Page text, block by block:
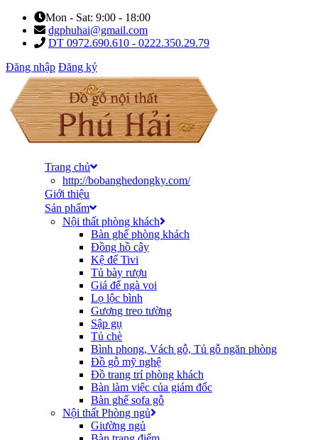
Mon - Sat: 9:00 - 18:00
dgphuhai@gmail.com
DT 0972.690.610 - 0222.350.29.79
Đăng nhập Đăng ký
Trang chủ
http://bobanghedongky.com/
Giới thiệu
Sản phẩm
Nội thất phòng khách
Bàn ghế phòng khách
Đồng hồ cây
Kệ để Tivi
Tủ bày rượu
Giá để ngà voi
Lọ lộc bình
Gương treo tường
Sập gụ
Tủ chè
Bình phong, Vách gỗ, Tủ gỗ ngăn phòng
Đồ gỗ mỹ nghệ
Đồ trang trí phòng khách
Bàn làm việc của giám đốc
Bàn ghế sofa gỗ
Nội thất Phòng ngủ
Giường ngủ